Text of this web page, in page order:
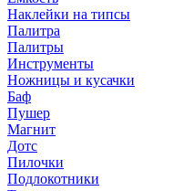
Наклейки на типсы
Палитра
Палитры
Инструменты
Ножницы и кусачки
Баф
Пушер
Магнит
Дотс
Пилочки
Подлокотники